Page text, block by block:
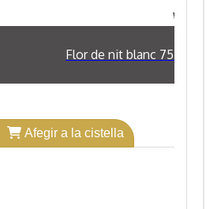
Flor de nit blanc 75 cl
Afegir a la cistella